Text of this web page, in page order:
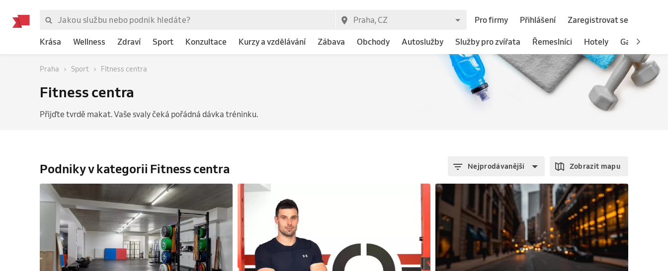
Pro firmy Přihlášení Zaregistrovat se
Krása Wellness Zdraví Sport Konzultace Kurzy a vzdělávání Zábava Obchody Autoslužby Služby pro zvířata Řemeslníci Hotely Gastronomie
Praha Sport Fitness centra
Fitness centra
Přijďte tvrdě makat. Vaše svaly čeká pořádná dávka tréninku.
Podniky v kategorii Fitness centra Nejprodávanější Zobrazit mapu